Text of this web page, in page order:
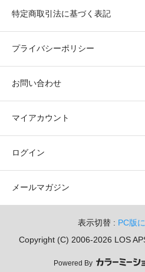
特定商取引法に基づく表記
プライバシーポリシー
お問い合わせ
マイアカウント
ログイン
メールマガジン
表示切替 : PC版
Copyright (C) 2006-2026 LOS
Powered By